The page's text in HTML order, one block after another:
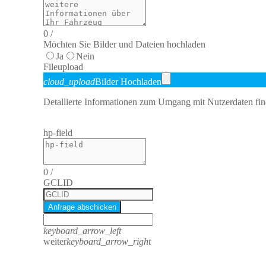
0/
Möchten Sie Bilder und Dateien hochladen
Ja
Nein
Fileupload
cloud_uploadBilder Hochladen
Detallierte Informationen zum Umgang mit Nutzerdaten
hp-field
0/
GCLID
Anfrage abschicken
keyboard_arrow_left
weiterkeyboard_arrow_right